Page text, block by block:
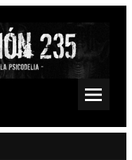
Fuzz, Space, Drone